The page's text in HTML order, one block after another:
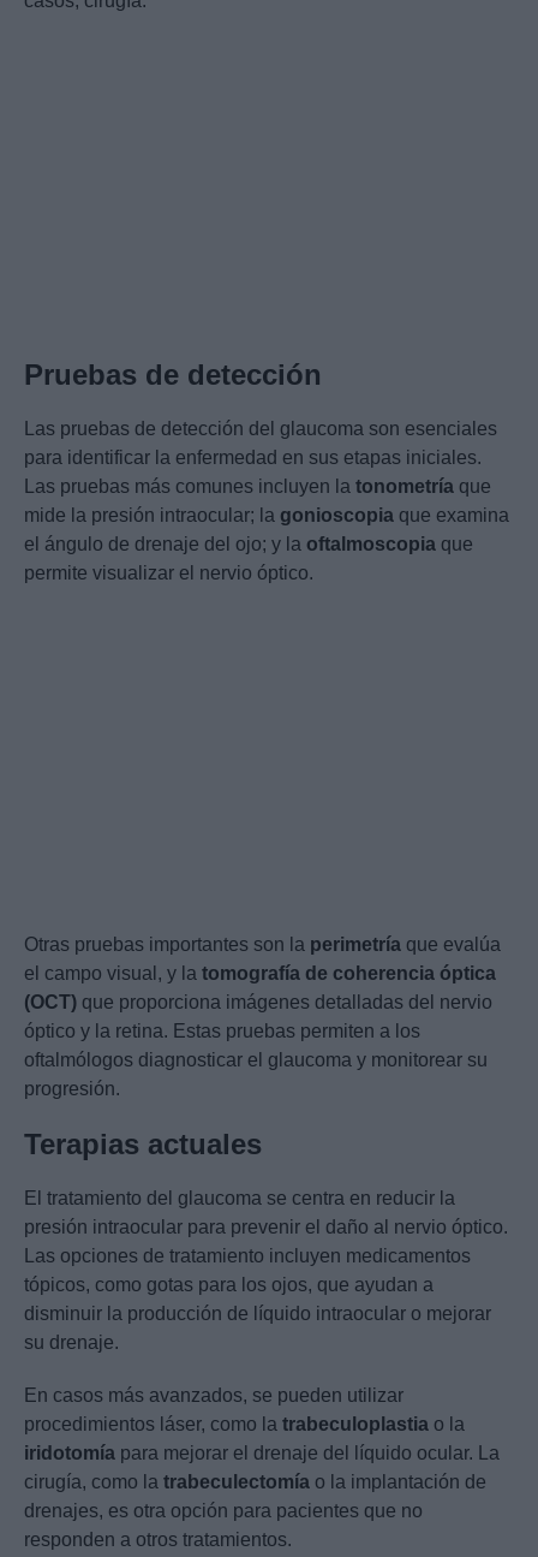
Pruebas de detección
Las pruebas de detección del glaucoma son esenciales
para identificar la enfermedad en sus etapas iniciales.
Las pruebas más comunes incluyen la tonometría que
mide la presión intraocular; la gonioscopia que examina
el ángulo de drenaje del ojo; y la oftalmoscopia que
permite visualizar el nervio óptico.
Otras pruebas importantes son la perimetría que evalúa
el campo visual, y la tomografía de coherencia óptica
(OCT) que proporciona imágenes detalladas del nervio
óptico y la retina. Estas pruebas permiten a los
oftalmólogos diagnosticar el glaucoma y monitorear su
progresión.
Terapias actuales
El tratamiento del glaucoma se centra en reducir la
presión intraocular para prevenir el daño al nervio óptico.
Las opciones de tratamiento incluyen medicamentos
tópicos, como gotas para los ojos, que ayudan a
disminuir la producción de líquido intraocular o mejorar
su drenaje.
En casos más avanzados, se pueden utilizar
procedimientos láser, como la trabeculoplastia o la
iridotomía para mejorar el drenaje del líquido ocular. La
cirugía, como la trabeculectomía o la implantación de
drenajes, es otra opción para pacientes que no
responden a otros tratamientos.